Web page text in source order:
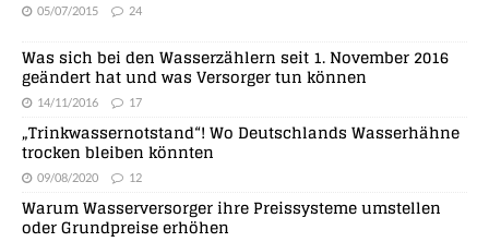
05/07/2015 24
Was sich bei den Wasserzählern seit 1. November 2016
geändert hat und was Versorger tun können
14/11/2016 17
„Trinkwassernotstand“! Wo Deutschlands Wasserhähne
trocken bleiben könnten
09/08/2020 12
Warum Wasserversorger ihre Preissysteme umstellen
oder Grundpreise erhöhen